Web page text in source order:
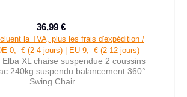
Prix de vente :
36,99 €
la TVA, plus les frais d'expédition /
0,- € (2-4 jours) | EU 9,- € (2-12 jours)
Elba XL chaise suspendue 2 coussins
240kg suspendu balancement 360°
Swing Chair